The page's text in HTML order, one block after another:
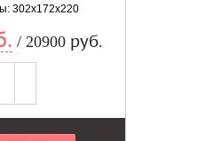
302x172x220
/ 20900 руб.